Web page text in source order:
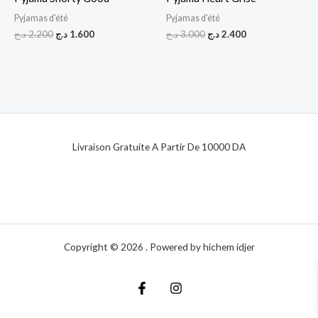
Pyjamas d'été
2.200د.ج 1.600 د.ج
Pyjamas d'été
3.000د.ج 2.400د.ج
Livraison Gratuite A Partir De 10000 DA
Copyright © 2026 . Powered by hichem idjer